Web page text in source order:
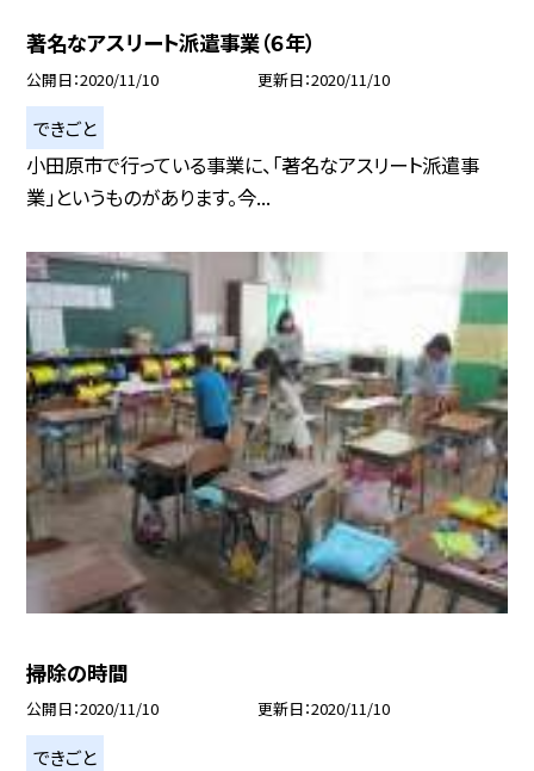
著名なアスリート派遣事業（６年）
公開日 2020/11/10 更新日 2020/11/10
できごと
小田原市で行っている事業に、「著名なアスリート派遣事
業」というものがあります。今...
掃除の時間
公開日 2020/11/10 更新日 2020/11/10
できごと